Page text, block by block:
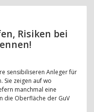
Risiken bei
sensibiliseren Anleger für
Sie zeigen auf wo
manchmal eine
die Oberfläche der GuV